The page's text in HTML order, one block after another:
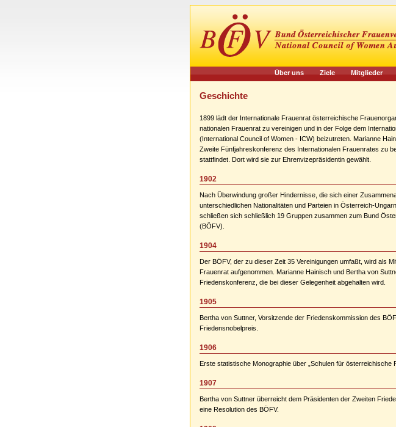
Über uns Ziele Mitglieder
Geschichte
1899 lädt der Internationale Frauenrat österreichische
nationalen Frauenrat zu vereinigen und in der Folge dem
(International Council of Women - ICW) beizutreten. Marianne
Zweite Fünfjahreskonferenz des Internationalen Frauenrates zu
stattfindet. Dort wird sie zur Ehrenvizepräsidentin gewählt.
1902
Nach Überwindung großer Hindernisse, die sich einer
unterschiedlichen Nationalitäten und Parteien in Österreich-
schließen sich schließlich 19 Gruppen zusammen zum Bund
(BÖFV).
1904
Der BÖFV, der zu dieser Zeit 35 Vereinigungen umfaßt, wird als
Frauenrat aufgenommen. Marianne Hainisch und Bertha von
Friedenskonferenz, die bei dieser Gelegenheit abgehalten wird.
1905
Bertha von Suttner, Vorsitzende der Friedenskommission des
Friedensnobelpreis.
1906
Erste statistische Monographie über „Schulen für österreichische
1907
Bertha von Suttner überreicht dem Präsidenten der Zweiten
eine Resolution des BÖFV.